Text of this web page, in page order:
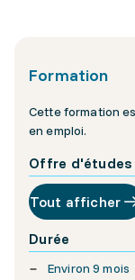
Formation
Cette formation
en emploi.
Offre d'études
Tout afficher
Durée
Environ 9 mois